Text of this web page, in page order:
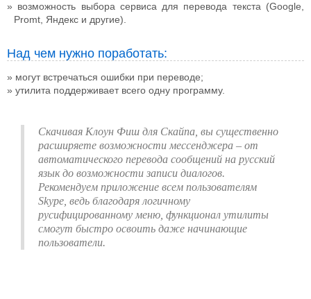
возможность выбора сервиса для перевода текста (Google,
Promt, Яндекс и другие).
Над чем нужно поработать:
могут встречаться ошибки при переводе;
утилита поддерживает всего одну программу.
Скачивая Клоун Фиш для Скайпа, вы существенно
расширяете возможности мессенджера – от
автоматического перевода сообщений на русский
язык до возможности записи диалогов.
Рекомендуем приложение всем пользователям
Skype, ведь благодаря логичному
русифицированному меню, функционал утилиты
смогут быстро освоить даже начинающие
пользователи.